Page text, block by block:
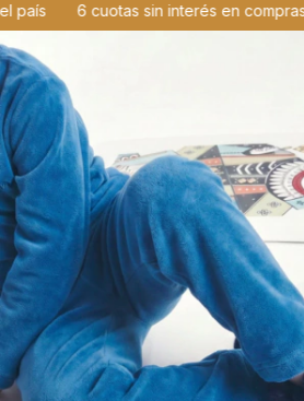
6 cuotas sin interés en compras